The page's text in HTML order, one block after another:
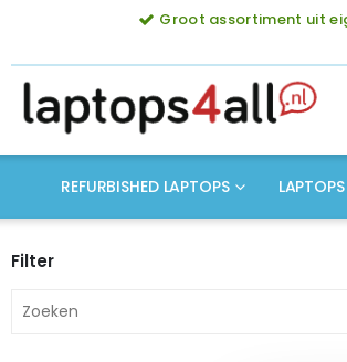
Groot assortiment uit
REFURBISHED LAPTOPS
Filter